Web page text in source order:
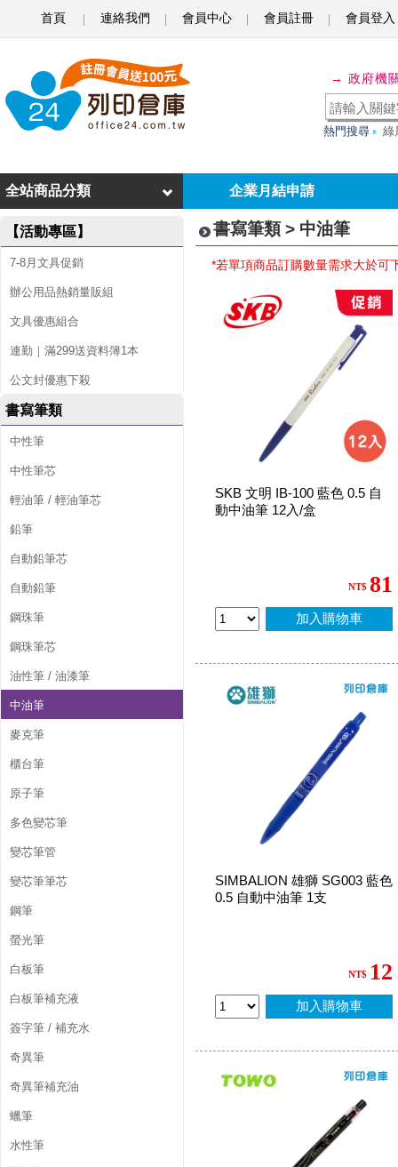
首頁 連絡我們 會員中心 會員註冊 會員登入
油
筆
→ 政府機
熱門搜尋 綠
企業月結申請
全站商品分類
【活動專區】
7-8月文具促銷
辦公用品熱銷量販組
文具優惠組合
連勤｜滿299送資料簿1本
公文封優惠下殺
書寫筆類
中性筆
中性筆芯
輕油筆 / 輕油筆芯
鉛筆
自動鉛筆芯
自動鉛筆
鋼珠筆
鋼珠筆芯
油性筆 / 油漆筆
中油筆
麥克筆
櫃台筆
原子筆
多色變芯筆
變芯筆管
變芯筆筆芯
鋼筆
螢光筆
白板筆
白板筆補充液
簽字筆 / 補充水
奇異筆
奇異筆補充油
蠟筆
水性筆
書寫筆類 > 中油筆
*若單項商品訂購數量需求大於可
SKB 文明 IB-100 藍色 0.5 自
動中油筆 12入/盒
NT$ 81
加入購物車
SIMBALION 雄獅 SG003 藍色
0.5 自動中油筆 1支
NT$ 12
加入購物車